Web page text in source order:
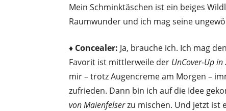
Mein Schminktäschen ist ein beiges
Raumwunder und ich mag seine
♦ Concealer: Ja, brauche ich. Ich mag den
Favorit ist mittlerweile der UnCover-Up in
mir – trotz Augencreme am Morgen –
zufrieden. Dann bin ich auf die Idee
von Maienfelserzu mischen. Und jetzt ist